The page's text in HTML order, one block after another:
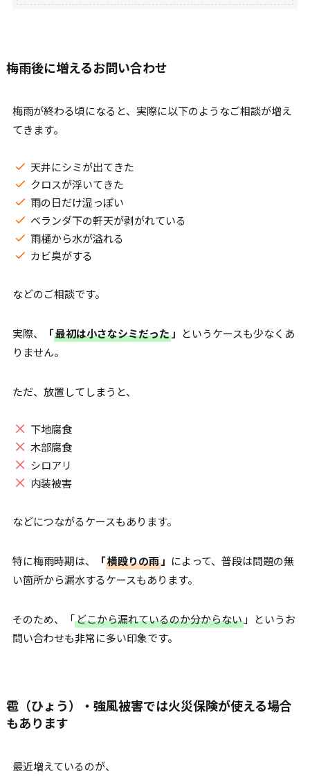
梅雨後に増えるお問い合わせ
梅雨が終わる頃になると、実際に以下のようなご相談が増え
てきます。
天井にシミが出てきた
クロスが浮いてきた
雨の日だけ湿っぽい
ベランダ下の軒天が剥がれている
雨樋から水が溢れる
カビ臭がする
などのご相談です。
実際、 「最初は小さなシミだった」 というケースも少なくあ
りません。
ただ、放置してしまうと、
下地腐食
木部腐食
シロアリ
内装被害
などにつながるケースもあります。
特に梅雨時期は、 「横殴りの雨」 によって、普段は問題の無
い箇所から漏水するケースもあります。
そのため、「どこから漏れているのか分からない」というお
問い合わせも非常に多い印象です。
雹（ひょう）・強風被害では火災保険が使える場合
もあります
最近増えているのが、